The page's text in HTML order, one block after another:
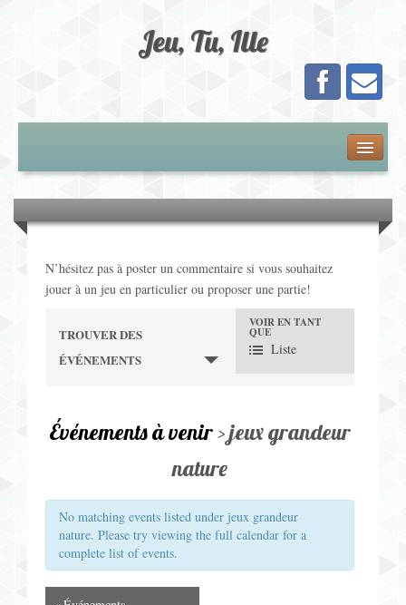
Jeu, Tu, Ille
Adhésion
Les Jeux
Jeux de Plateau
Jeux pour Enfants
Contact
N’hésitez pas à poster un commentaire si vous souhaitez
jouer à un jeu en particulier ou proposer une partie!
TROUVER DES
ÉVÉNEMENTS
N
i
a
VOIR EN TANT
QUE
Liste
Événements à venir› jeux grandeur
nature
No matching events listed under jeux grandeur
nature. Please try viewing the full calendar for a
complete list of events.